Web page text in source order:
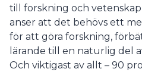
till forskning och vetenskap
anser att det behövs ett
för att göra forskning,
lärande till en naturlig del
Och viktigast av allt – 90